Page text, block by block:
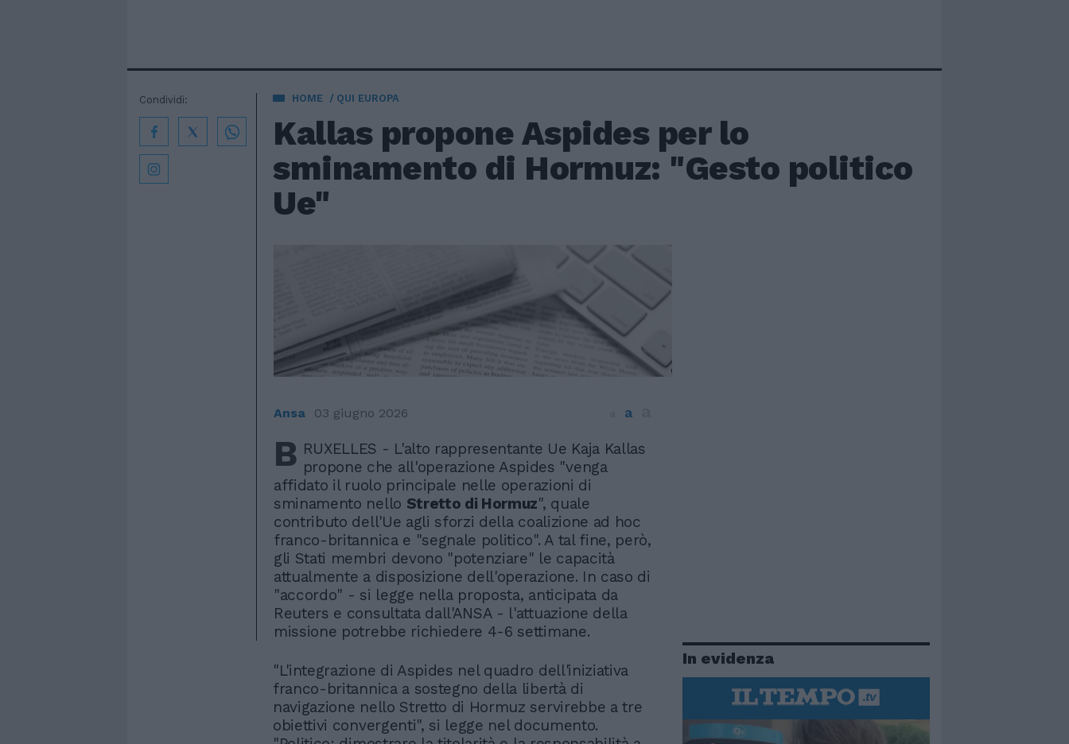
HOME QUI EUROPA
Kallas propone Aspides per lo
sminamento di Hormuz: "Gesto politico
Ue"
Condividi:
Ansa 03 giugno 2026 a
B RUXELLES - L'alto rappresentante Ue Kaja Kallas
propone che all'operazione Aspides "venga
affidato il ruolo principale nelle operazioni di
sminamento nello Stretto di Hormuz", quale
contributo dell'Ue agli sforzi della coalizione ad hoc
franco-britannica e "segnale politico". A tal fine, però,
gli Stati membri devono "potenziare" le capacità
attualmente a disposizione dell'operazione. In caso di
"accordo" - si legge nella proposta, anticipata da
Reuters e consultata dall'ANSA - l'attuazione della
missione potrebbe richiedere 4-6 settimane.
"L'integrazione di Aspides nel quadro dell'iniziativa
franco-britannica a sostegno della libertà di
navigazione nello Stretto di Hormuz servirebbe a tre
obiettivi convergenti", si legge nel documento.
In evidenza